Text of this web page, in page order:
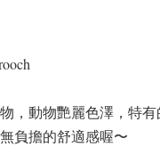
，動物艷麗色澤，特
負擔的舒適感喔〜